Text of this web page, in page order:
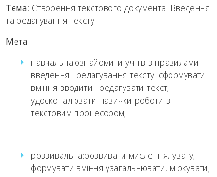
Тема: Створення текстового документа. Введення
та редагування тексту.
Мета:
навчальна:ознайомити учнів з правилами
введення і редагування тексту; сформувати
вміння вводити і редагувати текст;
удосконалювати навички роботи з
текстовим процесором;
розвивальна:розвивати мислення, увагу;
формувати вміння узагальнювати, міркувати;